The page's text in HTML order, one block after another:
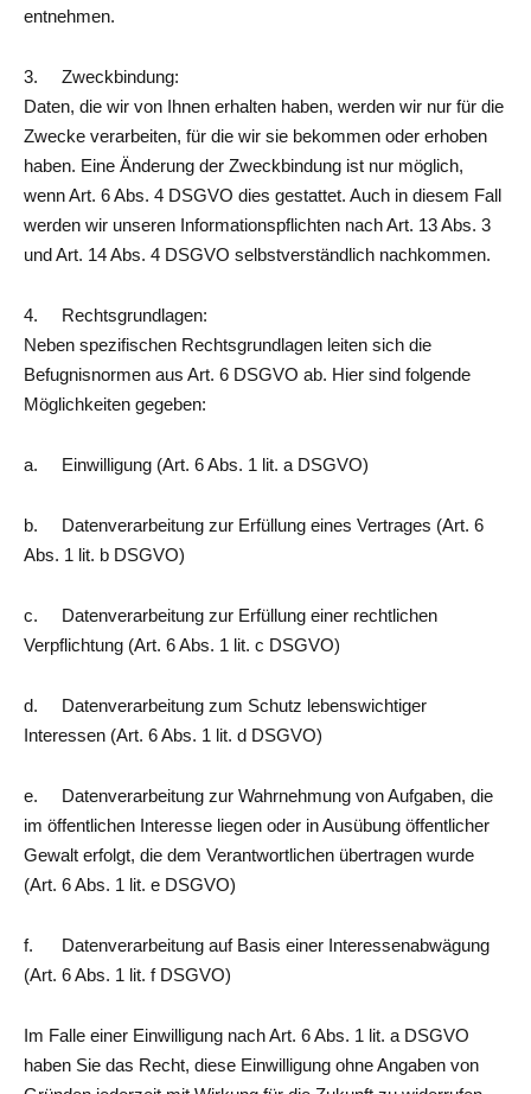
entnehmen.
3. Zweckbindung:
Daten, die wir von Ihnen erhalten haben, werden wir nur für die
Zwecke verarbeiten, für die wir sie bekommen oder erhoben
haben. Eine Änderung der Zweckbindung ist nur möglich,
wenn Art. 6 Abs. 4 DSGVO dies gestattet. Auch in diesem Fall
werden wir unseren Informationspflichten nach Art. 13 Abs. 3
und Art. 14 Abs. 4 DSGVO selbstverständlich nachkommen.
4. Rechtsgrundlagen:
Neben spezifischen Rechtsgrundlagen leiten sich die
Befugnisnormen aus Art. 6 DSGVO ab. Hier sind folgende
Möglichkeiten gegeben:
a. Einwilligung (Art. 6 Abs. 1 lit. a DSGVO)
b. Datenverarbeitung zur Erfüllung eines Vertrages (Art. 6
Abs. 1 lit. b DSGVO)
c. Datenverarbeitung zur Erfüllung einer rechtlichen
Verpflichtung (Art. 6 Abs. 1 lit. c DSGVO)
d. Datenverarbeitung zum Schutz lebenswichtiger
Interessen (Art. 6 Abs. 1 lit. d DSGVO)
e. Datenverarbeitung zur Wahrnehmung von Aufgaben, die
im öffentlichen Interesse liegen oder in Ausübung öffentlicher
Gewalt erfolgt, die dem Verantwortlichen übertragen wurde
(Art. 6 Abs. 1 lit. e DSGVO)
f. Datenverarbeitung auf Basis einer Interessenabwägung
(Art. 6 Abs. 1 lit. f DSGVO)
Im Falle einer Einwilligung nach Art. 6 Abs. 1 lit. a DSGVO
haben Sie das Recht, diese Einwilligung ohne Angaben von